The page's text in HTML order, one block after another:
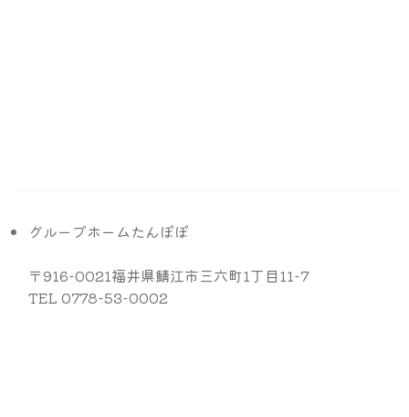
グループホームたんぽぽ
〒916-0021福井県鯖江市三六町1丁目11-7
TEL 0778-53-0002